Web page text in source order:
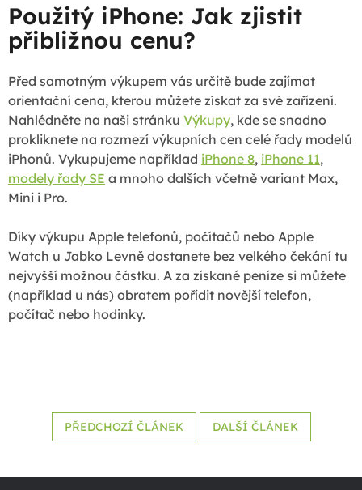
Použitý iPhone: Jak zjistit
přibližnou cenu?
Před samotným výkupem vás určitě bude zajímat
orientační cena, kterou můžete získat za své zařízení.
Nahlédněte na naši stránku Výkupy, kde se snadno
prokliknete na rozmezí výkupních cen celé řady modelů
iPhonů. Vykupujeme například iPhone 8, iPhone 11,
modely řady SE a mnoho dalších včetně variant Max,
Mini i Pro.
Díky výkupu Apple telefonů, počítačů nebo Apple
Watch u Jabko Levně dostanete bez velkého čekání tu
nejvyšší možnou částku. A za získané peníze si můžete
(například u nás) obratem pořídit novější telefon,
počítač nebo hodinky.
PŘEDCHOZÍ ČLÁNEK DALŠÍ ČLÁNEK